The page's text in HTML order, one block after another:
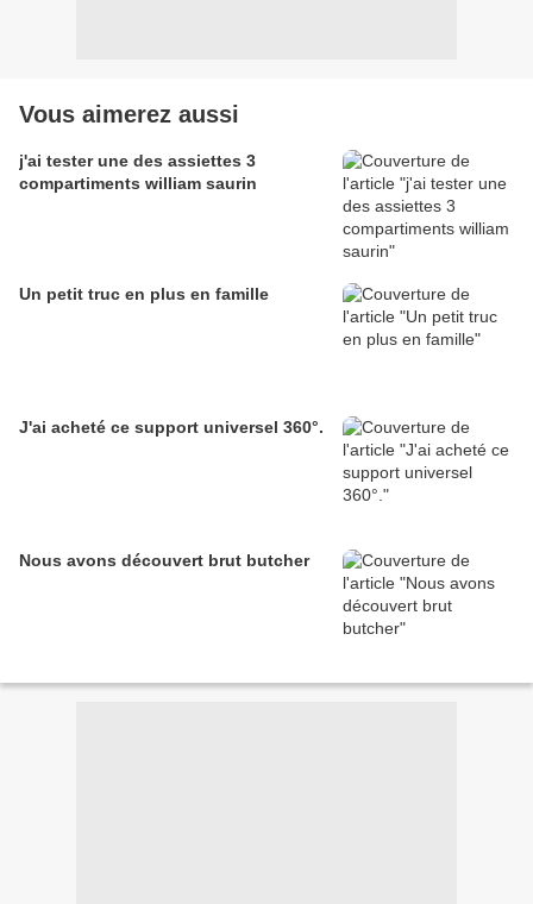
Vous aimerez aussi
j'ai tester une des assiettes 3
compartiments william saurin
Un petit truc en plus en famille
J'ai acheté ce support universel 360°.
Nous avons découvert brut butcher